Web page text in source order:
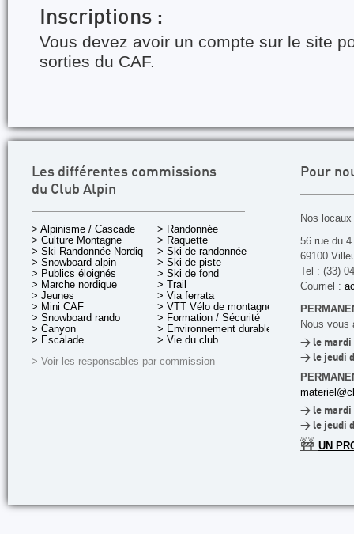
Inscriptions :
Vous devez avoir un compte sur le site
sorties du CAF.
Les différentes commissions
du Club Alpin
> Alpinisme / Cascade
> Culture Montagne
> Ski Randonnée Nordique
> Snowboard alpin
> Publics éloignés
> Marche nordique
> Jeunes
> Mini CAF
> Snowboard rando
> Canyon
> Escalade
> Randonnée
> Raquette
> Ski de randonnée
> Ski de piste
> Ski de fond
> Trail
> Via ferrata
> VTT Vélo de montagne
> Formation / Sécurité
> Environnement durable
> Vie du club
> Voir les responsables par commission
Pour
Nos
56 rue du
69100
Tel : (33)
Courriel :
Nous vous
> le mardi
> le jeudi
> le mardi
> le jeudi
🚧 UN